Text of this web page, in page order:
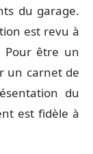
du garage.
est revu à
Pour être un
un carnet de
du
est fidèle à